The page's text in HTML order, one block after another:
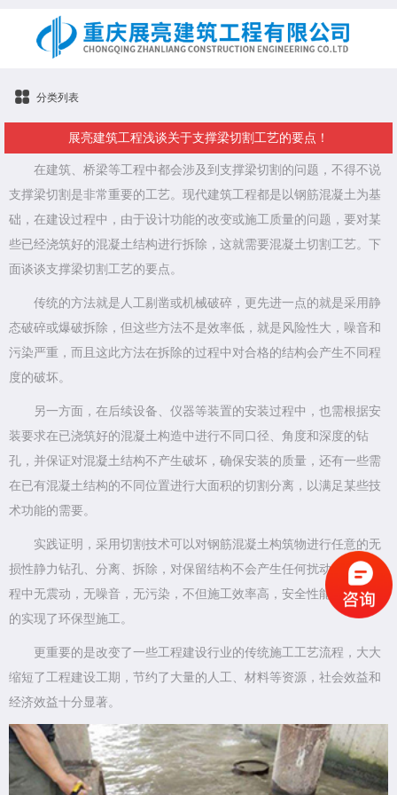
分类列表
展亮建筑工程浅谈关于支撑梁切割工艺的要点！
在建筑、桥梁等工程中都会涉及到支撑梁切割的问题，不得不说
支撑梁切割是非常重要的工艺。现代建筑工程都是以钢筋混凝土为基
础，在建设过程中，由于设计功能的改变或施工质量的问题，要对某
些已经浇筑好的混凝土结构进行拆除，这就需要混凝土切割工艺。下
面谈谈支撑梁切割工艺的要点。
传统的方法就是人工剔凿或机械破碎，更先进一点的就是采用静
态破碎或爆破拆除，但这些方法不是效率低，就是风险性大，噪音和
污染严重，而且这此方法在拆除的过程中对合格的结构会产生不同程
度的破坏。
另一方面，在后续设备、仪器等装置的安装过程中，也需根据安
装要求在已浇筑好的混凝土构造中进行不同口径、角度和深度的钻
孔，并保证对混凝土结构不产生破坏，确保安装的质量，还有一些需
在已有混凝土结构的不同位置进行大面积的切割分离，以满足某些技
术功能的需要。
实践证明，采用切割技术可以对钢筋混凝土构筑物进行任意的无
损性静力钻孔、分离、拆除，对保留结构不会产生任何扰动，施工过
程中无震动，无噪音，无污染，不但施工效率高，安全性能好，真正
的实现了环保型施工。
更重要的是改变了一些工程建设行业的传统施工工艺流程，大大
缩短了工程建设工期，节约了大量的人工、材料等资源，社会效益和
经济效益十分显著。